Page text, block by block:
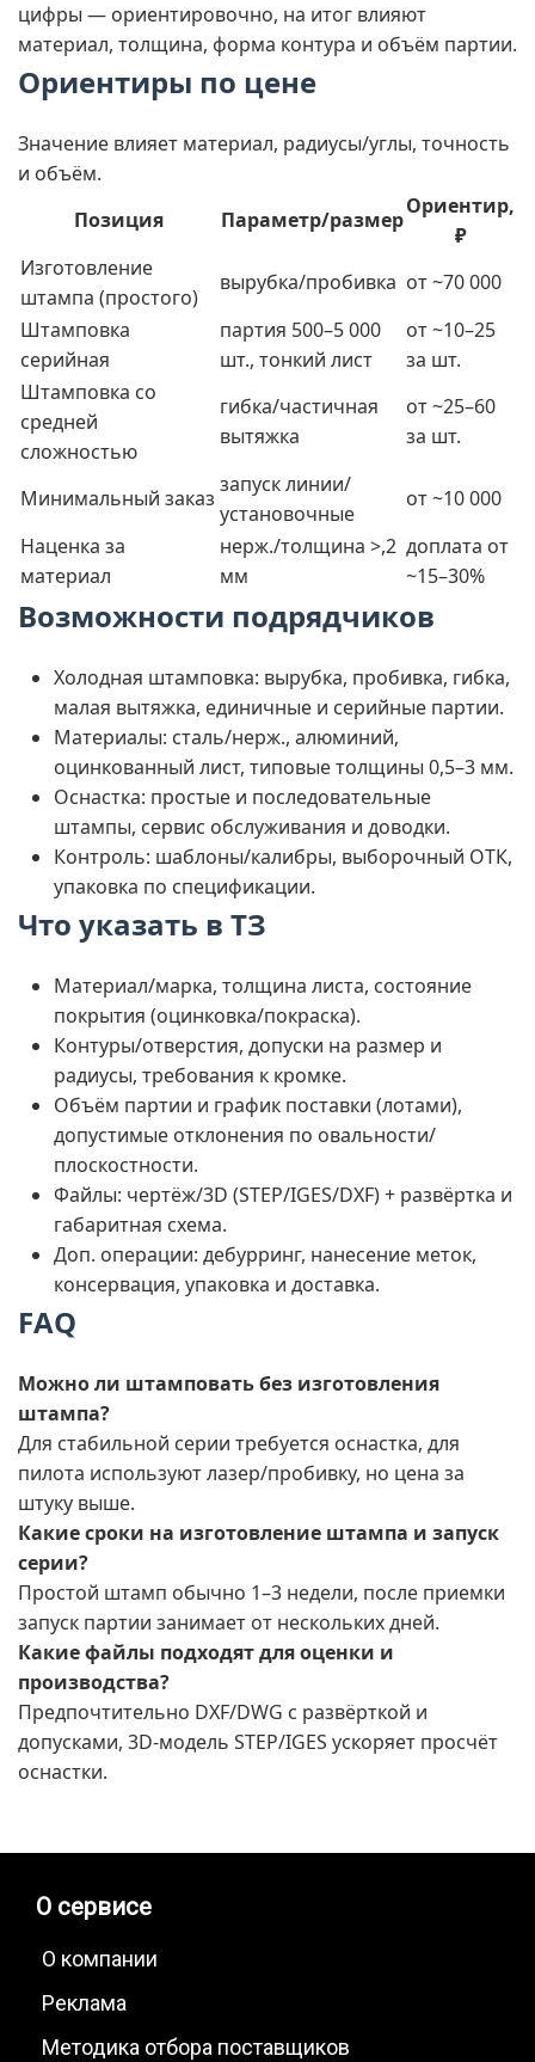
цифры — ориентировочно, на итог влияют
материал, толщина, форма контура и объём партии.
Ориентиры по цене
Значение влияет материал, радиусы/углы, точность
и объём.
Позиция
Параметр/размер
Ориентир,
₽
Изготовление
штампа (простого)
вырубка/пробивка от ~70 000
Штамповка
серийная
партия 500–5 000
шт., тонкий лист
от ~10–25
за шт.
Штамповка со
средней
сложностью
гибка/частичная
вытяжка
от ~25–60
за шт.
Минимальный заказ
запуск линии/
установочные
от ~10 000
Наценка за
материал
нерж./толщина >,2
мм
доплата от
~15–30%
Возможности подрядчиков
Холодная штамповка: вырубка, пробивка, гибка,
малая вытяжка, единичные и серийные партии.
Материалы: сталь/нерж., алюминий,
оцинкованный лист, типовые толщины 0,5–3 мм.
Оснастка: простые и последовательные
штампы, сервис обслуживания и доводки.
Контроль: шаблоны/калибры, выборочный ОТК,
упаковка по спецификации.
Что указать в ТЗ
Материал/марка, толщина листа, состояние
покрытия (оцинковка/покраска).
Контуры/отверстия, допуски на размер и
радиусы, требования к кромке.
Объём партии и график поставки (лотами),
допустимые отклонения по овальности/
плоскостности.
Файлы: чертёж/3D (STEP/IGES/DXF) + развёртка и
габаритная схема.
Доп. операции: дебурринг, нанесение меток,
консервация, упаковка и доставка.
FAQ
Можно ли штамповать без изготовления
штампа?
Для стабильной серии требуется оснастка, для
пилота используют лазер/пробивку, но цена за
штуку выше.
Какие сроки на изготовление штампа и запуск
серии?
Простой штамп обычно 1–3 недели, после приемки
запуск партии занимает от нескольких дней.
Какие файлы подходят для оценки и
производства?
Предпочтительно DXF/DWG с развёрткой и
допусками, 3D-модель STEP/IGES ускоряет просчёт
оснастки.
О сервисе
О компании
Реклама
Методика отбора поставщиков